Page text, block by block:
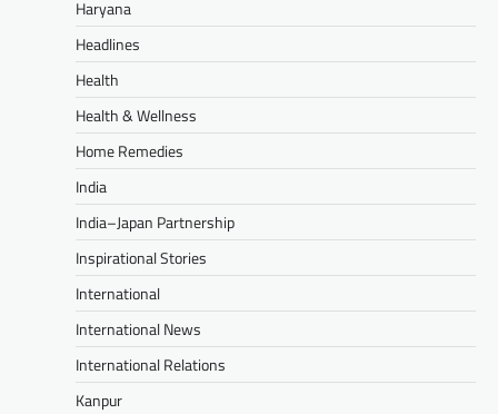
Haryana
Headlines
Health
Health & Wellness
Home Remedies
India
India–Japan Partnership
Inspirational Stories
International
International News
International Relations
Kanpur